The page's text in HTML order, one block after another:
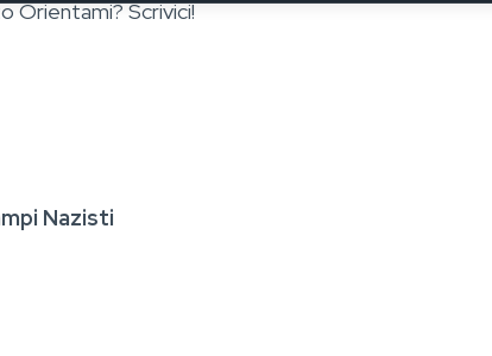
Orientami? Scrivici!
Nazisti